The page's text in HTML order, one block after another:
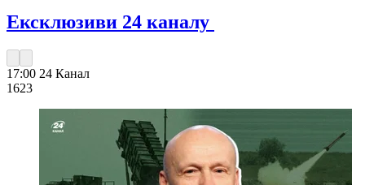
Ексклюзиви 24 каналу
17:00 24 Канал
1623